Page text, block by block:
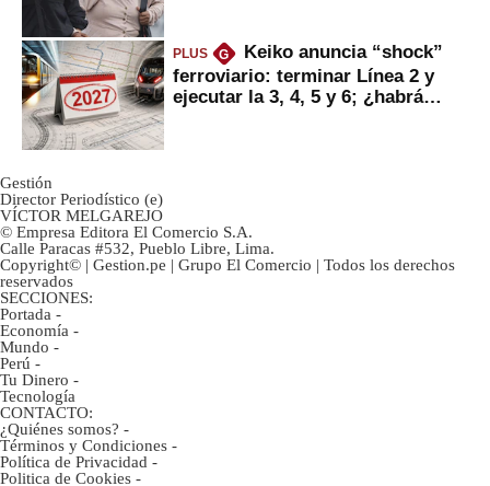
PLUS G
Keiko anuncia “shock”
ferroviario: terminar Línea 2 y
ejecutar la 3, 4, 5 y 6; ¿habrá
Gestión
Director Periodístico (e)
VÍCTOR MELGAREJO
© Empresa Editora El Comercio S.A.
Calle Paracas #532, Pueblo Libre, Lima.
Copyright© | Gestion.pe | Grupo El Comercio | Todos los derechos
reservados
SECCIONES:
Portada -
Economía -
Mundo -
Perú -
Tu Dinero -
Tecnología
CONTACTO:
¿Quiénes somos? -
Términos y Condiciones -
Política de Privacidad -
Politica de Cookies -